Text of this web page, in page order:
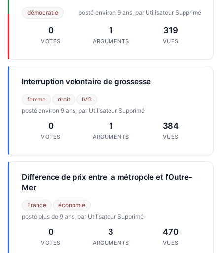
0
VOTES
1
ARGUMENTS
319
VUES
démocratie posté environ 9 ans, par Utilisateur Supprimé
0
VOTES
1
ARGUMENTS
384
VUES
Interruption volontaire de grossesse
femme droit
IVG
posté environ 9 ans, par Utilisateur Supprimé
0
VOTES
3
ARGUMENTS
470
VUES
Différence de prix entre la métropole et l'Outre-
Mer
France
économie
posté plus de 9 ans, par Utilisateur Supprimé